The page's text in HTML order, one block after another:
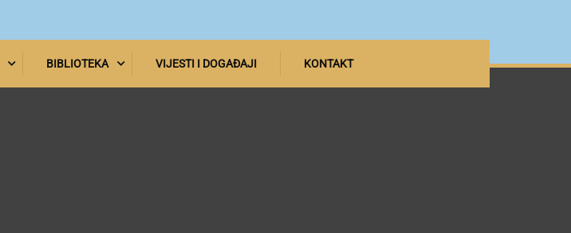
BIBLIOTEKA VIJESTI I DOGAĐAJI KONTAKT